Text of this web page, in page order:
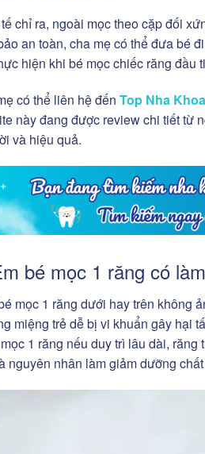
chỉ ra, ngoài mọc theo cặp đối
an toàn, cha mẹ có thể đưa bé
hiện khi bé mọc chiếc răng đầu
có thể liên hệ đến Top Nha Khoa
này đang được review chi tiết từ
và hiệu quả.
bé mọc 1 răng có
mọc 1 răng dưới hay trên không
miệng trẻ dễ bị vi khuẩn gây hại
1 răng nếu duy trì lâu dài,
nguyên nhân làm giảm dưỡng